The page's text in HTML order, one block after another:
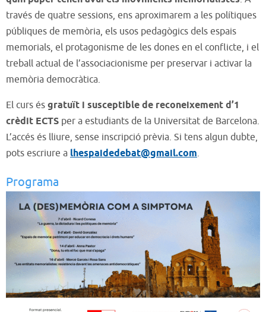
través de quatre sessions, ens aproximarem a les polítiques
públiques de memòria, els usos pedagògics dels espais
memorials, el protagonisme de les dones en el conflicte, i el
treball actual de l’associacionisme per preservar i activar la
memòria democràtica.
El curs és gratuït i susceptible de reconeixement d’1
crèdit ECTS per a estudiants de la Universitat de Barcelona.
L’accés és lliure, sense inscripció prèvia. Si tens algun dubte,
pots escriure a lhespaidedebat@gmail.com.
Programa